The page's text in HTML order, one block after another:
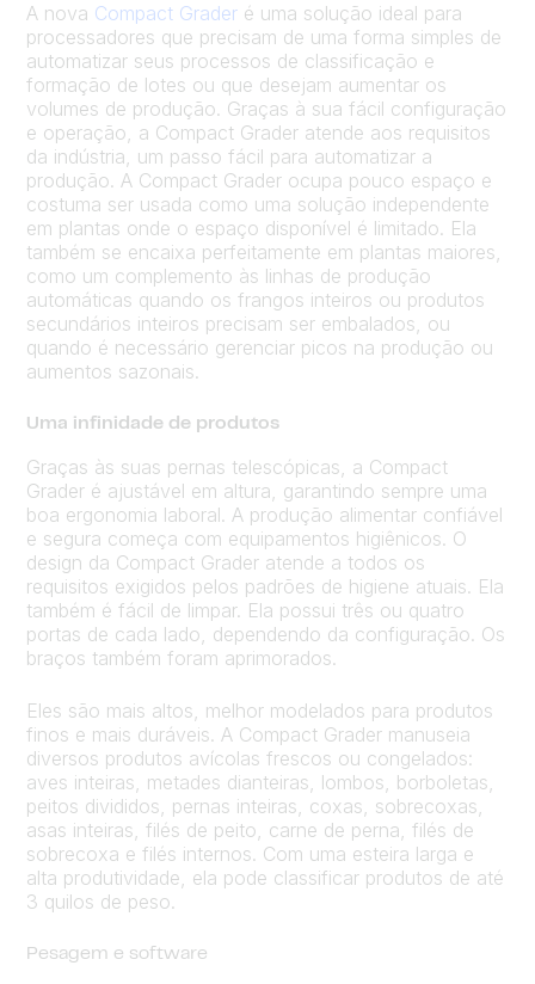
A nova Compact Grader é uma solução ideal para
processadores que precisam de uma forma simples de
automatizar seus processos de classificação e
formação de lotes ou que desejam aumentar os
volumes de produção. Graças à sua fácil configuração
e operação, a Compact Grader atende aos requisitos
da indústria, um passo fácil para automatizar a
produção. A Compact Grader ocupa pouco espaço e
costuma ser usada como uma solução independente
em plantas onde o espaço disponível é limitado. Ela
também se encaixa perfeitamente em plantas maiores,
como um complemento às linhas de produção
automáticas quando os frangos inteiros ou produtos
secundários inteiros precisam ser embalados, ou
quando é necessário gerenciar picos na produção ou
aumentos sazonais.
Uma infinidade de produtos
Graças às suas pernas telescópicas, a Compact
Grader é ajustável em altura, garantindo sempre uma
boa ergonomia laboral. A produção alimentar confiável
e segura começa com equipamentos higiênicos. O
design da Compact Grader atende a todos os
requisitos exigidos pelos padrões de higiene atuais. Ela
também é fácil de limpar. Ela possui três ou quatro
portas de cada lado, dependendo da configuração. Os
braços também foram aprimorados.
Eles são mais altos, melhor modelados para produtos
finos e mais duráveis. A Compact Grader manuseia
diversos produtos avícolas frescos ou congelados:
aves inteiras, metades dianteiras, lombos, borboletas,
peitos divididos, pernas inteiras, coxas, sobrecoxas,
asas inteiras, filés de peito, carne de perna, filés de
sobrecoxa e filés internos. Com uma esteira larga e
alta produtividade, ela pode classificar produtos de até
3 quilos de peso.
Pesagem e software